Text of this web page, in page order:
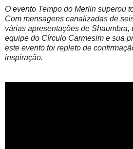
O evento Tempo do Merlin superou
Com mensagens canalizadas de
várias apresentações de Shaumbra,
equipe do Círculo Carmesim e sua
este evento foi repleto de
inspiração.